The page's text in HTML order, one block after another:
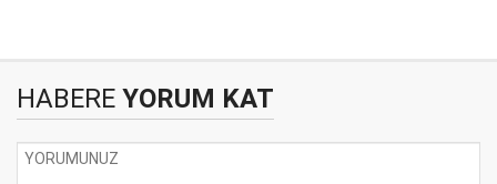
HABERE YORUM KAT